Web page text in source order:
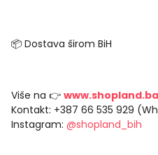
📦 Dostava širom BiH
Više na 👉 www.shopland.ba
Kontakt: +387 66 535 929
Instagram: @shopland_bih